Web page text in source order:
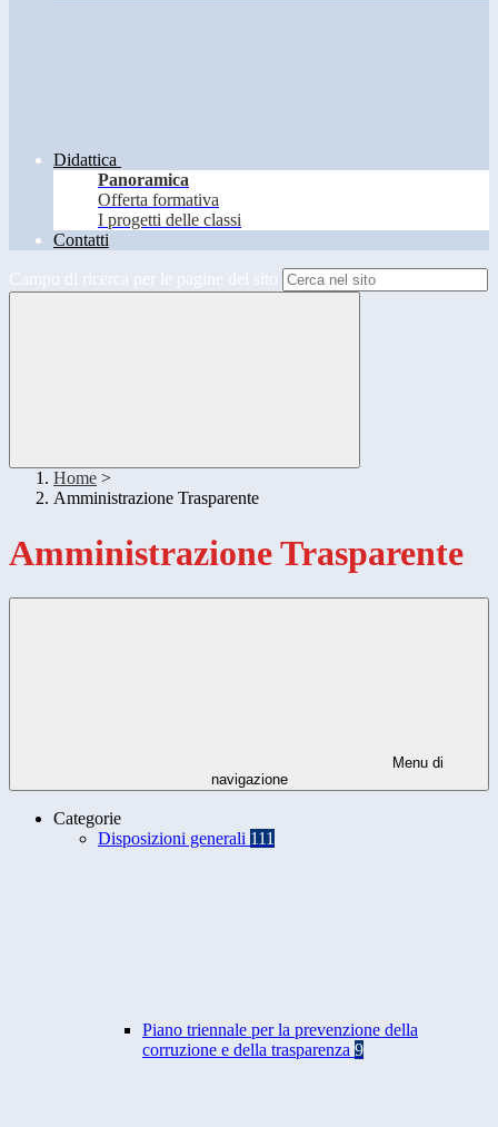
Didattica
Panoramica
Offerta formativa
I progetti delle classi
Contatti
Campo di ricerca per le pagine del sito
Home >
Amministrazione Trasparente
Amministrazione Trasparente
Menu di
navigazione
Categorie
Disposizioni generali 111
Piano triennale per la prevenzione della
corruzione e della trasparenza 9